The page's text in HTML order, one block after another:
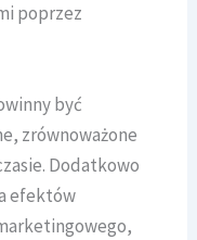
poprzez
być
zrównoważone
Dodatkowo
efektów